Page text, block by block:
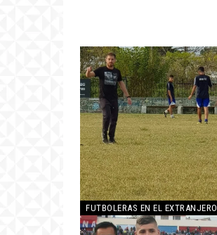
FUTBOLERAS EN EL EXTRANJERO